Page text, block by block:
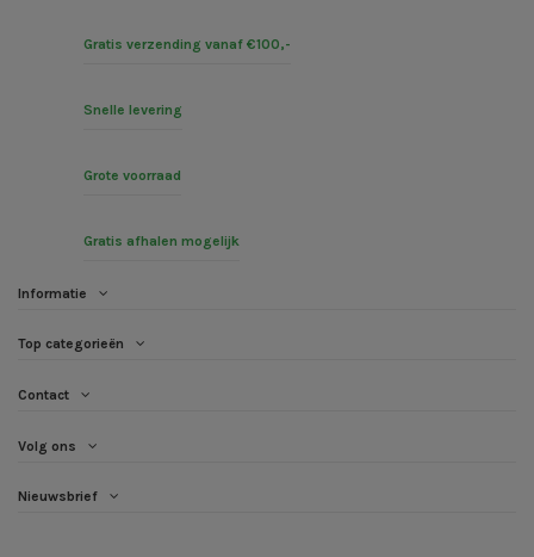
Gratis verzending vanaf €100,-
Snelle levering
Grote voorraad
Gratis afhalen mogelijk
Informatie
Top categorieën
Contact
Volg ons
Nieuwsbrief